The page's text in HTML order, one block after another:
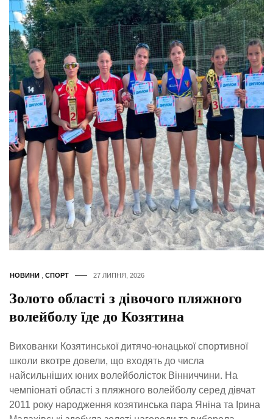
НОВИНИ , СПОРТ 27 ЛИПНЯ, 2026
Золото області з дівочого пляжного
волейболу їде до Козятина
Вихованки Козятинської дитячо-юнацької спортивної
школи вкотре довели, що входять до числа
найсильніших юних волейболісток Вінниччини. На
чемпіонаті області з пляжного волейболу серед дівчат
2011 року народження козятинська пара Яніна та Ірина